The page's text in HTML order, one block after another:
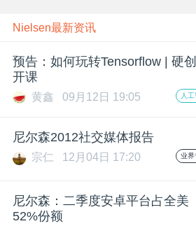
雷
峰
公
开
Nielsen最新资讯
预告：如何玩转Tensorflow | 硬
开课
黄鑫 09月12日 19:05 人
尼尔森2012社交媒体报告
宗仁 12月04日 17:20 业界
尼尔森：二季度安卓平台占全美
52%份额